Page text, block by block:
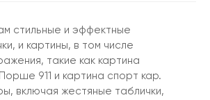
стильные и эффектные
и картины, в том числе
такие как картина
911 и картина спорт кар.
включая жестяные таблички,